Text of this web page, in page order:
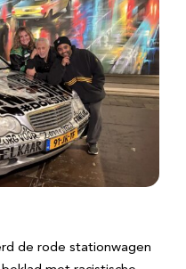
de rode stationwagen